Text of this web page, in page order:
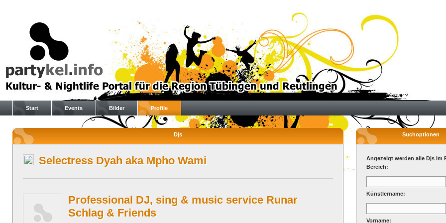
Start Events Bilder Profile
Djs
Selectress Dyah aka Mpho Wami
Professional DJ, sing & music service Runar
Schlag & Friends
Suchoptionen
Angezeigt werden alle Djs im
Bereich:
Künstlername:
Vorname: